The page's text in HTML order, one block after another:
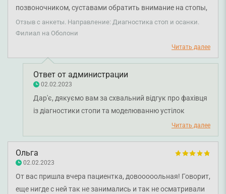
позвоночником, суставами обратить внимание на стопы,
многих проблем можно избежать если именно со стоп
начать диагностику и лечение.
Отзыв с анкеты. Направление: Диагностика стоп и осанки.
Филиал на Оболони
Читать далее
Ответ от администрации
02.02.2023
Дар'є, дякуємо вам за схвальний відгук про фахівця
із діагностики стопи та моделюванню устілок
Скобєлєву Ганну Вячеславівну. Бажаємо вам
міцного здоров'я та всього найкращого!
Читать далее
Ольга
02.02.2023
От вас пришла вчера пациентка, довооооольная! Говорит,
еще нигде с ней так не занимались и так не осматривали